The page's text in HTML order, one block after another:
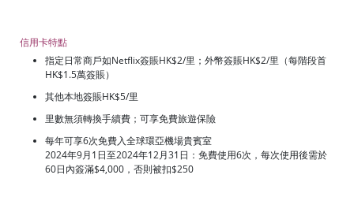
信用卡特點
指定日常商戶如Netflix簽賬HK$2/里；外幣簽賬HK$2/里（每階段首
HK$1.5萬簽賬）
其他本地簽賬HK$5/里
里數無須轉換手續費；可享免費旅遊保險
每年可享6次免費入全球環亞機場貴賓室
2024年9月1日至2024年12月31日：免費使用6次，每次使用後需於
60日內簽滿$4,000，否則被扣$250